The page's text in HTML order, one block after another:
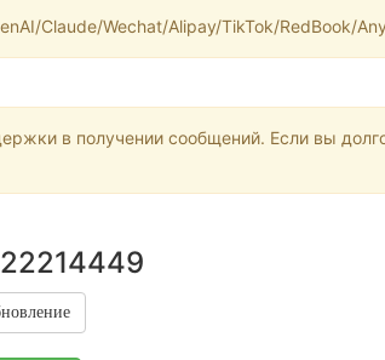
Claude/Wechat/Alipay/TikTok/RedBook/
в получении сообщений. Если вы